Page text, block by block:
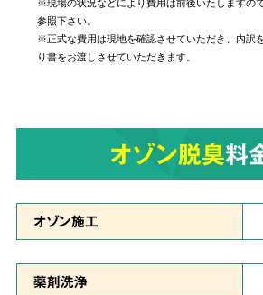
当社では個人・法人のお客様に
るご依頼にお応えしております
る賃貸物件やホテルでの事件事
6 原状回復・復旧工
リフォームも対応
参照下さい。
※正式な費用は現地を確認させていただき、内訳
り書をお渡しさせていただきます。
オゾン脱臭料
オゾン施工
薬剤洗浄